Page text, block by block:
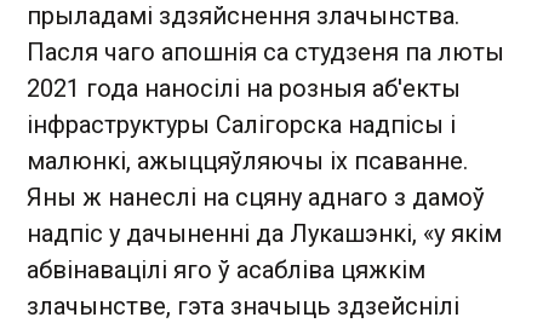
прыладамі здзяйснення злачынства.
Пасля чаго апошнія са студзеня па люты
2021 года наносілі на розныя аб'екты
інфраструктуры Салігорска надпісы і
малюнкі, ажыццяўляючы іх псаванне.
Яны ж нанеслі на сцяну аднаго з дамоў
надпіс у дачыненні да Лукашэнкі, «у якім
абвінавацілі яго ў асабліва цяжкім
злачынстве, гэта значыць здзейснілі